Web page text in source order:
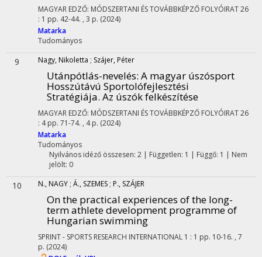
MAGYAR EDZŐ: MÓDSZERTANI ÉS TOVÁBBKÉPZŐ FOLYÓIRAT26
: 1 pp. 42-44. , 3 p. (2024)
Matarka
Tudományos
9 Nagy, Nikoletta ; Szájer, Péter
Utánpótlás-nevelés: A magyar úszósport
Hosszútávú Sportolófejlesztési
Stratégiája. Az úszók felkészítése
MAGYAR EDZŐ: MÓDSZERTANI ÉS TOVÁBBKÉPZŐ FOLYÓIRAT26
: 4 pp. 71-74. , 4 p. (2024)
Matarka
Tudományos
Nyilvános idéző összesen: 2| Független: 1 | Függő: 1 | Nem
jelölt: 0
10 N., NAGY ; Á., SZEMES ; P., SZÁJER
On the practical experiences of the long-
term athlete development programme of
Hungarian swimming
SPRINT - SPORTS RESEARCH INTERNATIONAL 1 : 1 pp. 10-16. , 7
p. (2024)